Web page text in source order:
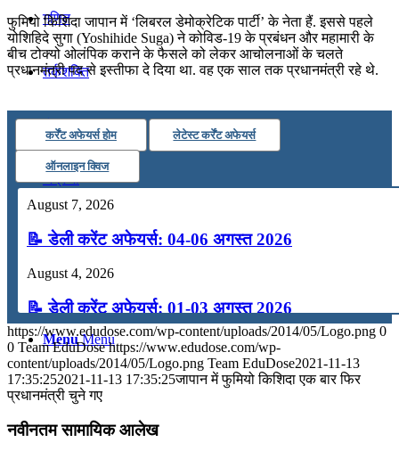
गणित
तर्कशक्ति
कंप्यूटर
अंग्रेजी
मॉक टेस्ट
टुडेज जीके
Menu Menu
फुमियो किशिदा जापान में ‘लिबरल डेमोक्रेटिक पार्टी’ के नेता हैं. इससे पहले
योशिहिदे सुगा (Yoshihide Suga) ने कोविड-19 के प्रबंधन और महामारी के
बीच टोक्यो ओलंपिक कराने के फैसले को लेकर आचोलनाओं के चलते
प्रधानमंत्री पद से इस्तीफा दे दिया था. वह एक साल तक प्रधानमंत्री रहे थे.
कर्रेंट अफेयर्स होम लेटेस्ट कर्रेंट अफेयर्स
ऑनलाइन क्विज
August 7, 2026
📝 डेली करेंट अफेयर्स: 04-06 अगस्त 2026
August 4, 2026
📝 डेली करेंट अफेयर्स: 01-03 अगस्त 2026
July 31, 2026
📝 डेली करेंट अफेयर्स: 28-31 जुलाई 2026
https://www.edudose.com/wp-content/uploads/2014/05/Logo.png 0
0 Team EduDose https://www.edudose.com/wp-
content/uploads/2014/05/Logo.png Team EduDose2021-11-13
17:35:252021-11-13 17:35:25जापान में फुमियो किशिदा एक बार फिर
प्रधानमंत्री चुने गए
नवीनतम सामायिक आलेख